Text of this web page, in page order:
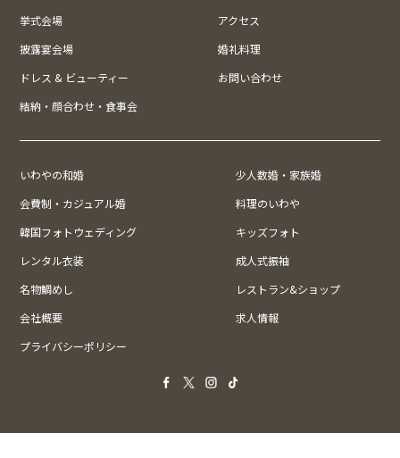
挙式会場
アクセス
披露宴会場
婚礼料理
ドレス & ビューティー
お問い合わせ
結納・顔合わせ・食事会
いわやの和婚
少人数婚・家族婚
会費制・カジュアル婚
料理のいわや
韓国フォトウェディング
キッズフォト
レンタル衣装
成人式振袖
名物鯛めし
レストラン&ショップ
会社概要
求人情報
プライバシーポリシー